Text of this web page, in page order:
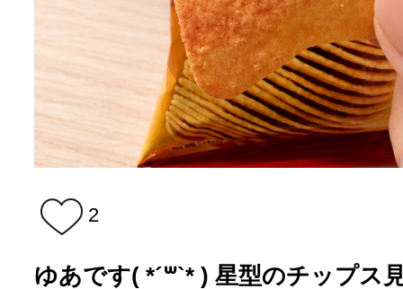
2
ゆあです( *´꒳`* ) 星型のチップ